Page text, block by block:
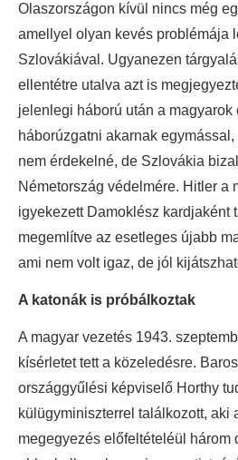
Olaszországon kívül nincs még
amellyel olyan kevés problémája
Szlovákiával. Ugyanezen
ellentétre utalva azt is
jelenlegi háború után a magyarok
háborúzgatni akarnak
nem érdekelné, de Szlovákia
Németország védelmére. Hitler a
igyekezett Damoklész kardjaként
megemlítve az esetleges újabb
ami nem volt igaz, de jól
A katonák is próbálkoztak
A magyar vezetés 1943.
kísérletet tett a közeledésre.
országgyűlési képviselő Horthy
külügyminiszterrel találkozott, aki
megegyezés előfeltételéül három